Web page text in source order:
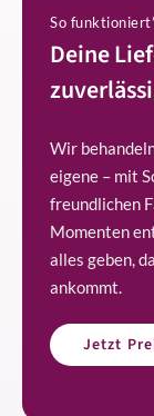
So
Deine
Wir
eigene – mit
freundlichen
Momenten
alles geben,
ankommt.
Jetzt